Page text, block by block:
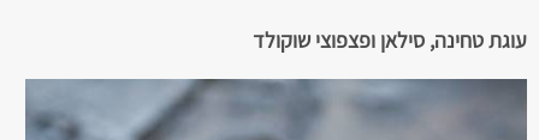
עוגת טחינה, סילאן ופצפוצי שוקולד